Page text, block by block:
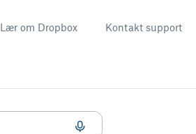
Lær om Dropbox Kontakt support